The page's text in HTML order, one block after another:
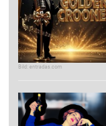
Bild: entradas.com